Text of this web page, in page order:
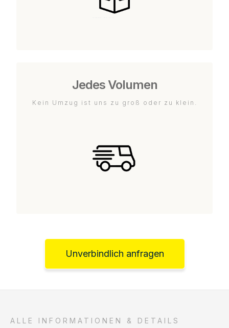
Jedes Volumen
Kein Umzug ist uns zu groß oder zu klein.
Unverbindlich anfragen
ALLE INFORMATIONEN & DETAILS